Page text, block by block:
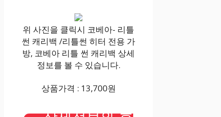
위 사진을 클릭시 코베아- 리틀
썬 캐리백 /리틀썬 히터 전용 가
방, 코베아 리틀 썬 캐리백 상세
정보를 볼 수 있습니다.
상품가격 : 13,700원